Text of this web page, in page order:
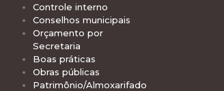
Controle interno
Conselhos municipais
Orçamento por
Secretaria
Boas práticas
Obras públicas
Patrimônio/Almoxarifado